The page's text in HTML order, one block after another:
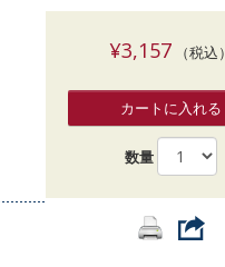
¥3,157（税込）
カートに入れる
数量